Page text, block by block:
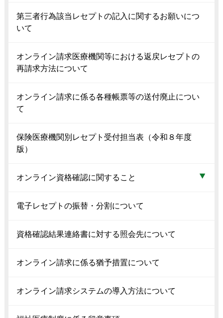
第三者行為該当レセプトの記入に関するお願いにつ
いて
オンライン請求医療機関等における返戻レセプトの
再請求方法について
オンライン請求に係る各種帳票等の送付廃止につい
て
保険医療機関別レセプト受付担当表（令和８年度
版）
オンライン資格確認に関すること
電子レセプトの振替・分割について
資格確認結果連絡書に対する照会先について
オンライン請求に係る猶予措置について
オンライン請求システムの導入方法について